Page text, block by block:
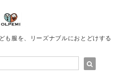
も服を、リーズナブルにおとどけする